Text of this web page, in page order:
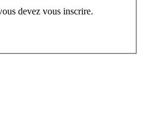
a été fourni. Si vous n’êtes pas enregistré, vous devez vous inscrire.